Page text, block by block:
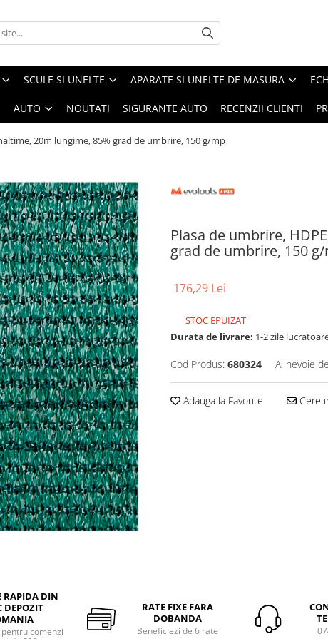
SCULE SI UNELTE APARATE SI UNELTE DE MASURA
AUTO NOUTATI SIGURANTE AUTO RECENZII CLIENTI
20m lungime, 85% grad de umbrire, 150 g/mp
Plasa de umbrire,
grad de umbrire, 150
176,29 Lei
STOC EPUIZAT
Durata de livrare: 1-2 zile
Cod Produs: 680324 Ai nevoie
Adauga la Favorite Cere
RAPIDA DIN
DEPOZIT
comenzi
RATE FIXE FARA
DOBANDA
Beneficiezi de 6 rate